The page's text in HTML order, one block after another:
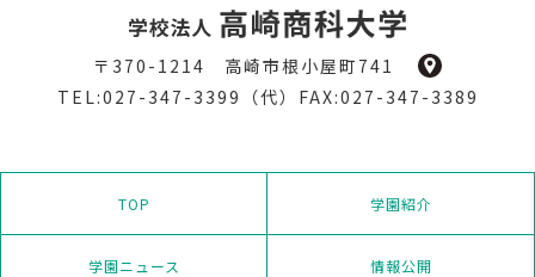
〒370-1214 高崎市根小屋町741
TEL:027-347-3399（代）FAX:027-347-3389
TOP 学園紹介
学園ニュース 情報公開